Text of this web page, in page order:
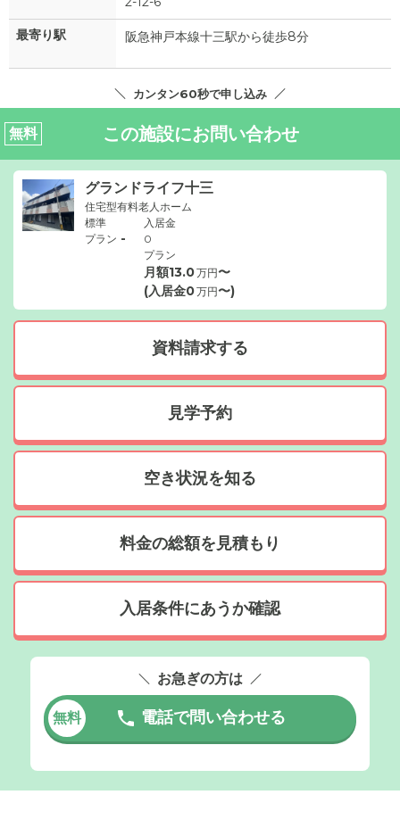
最寄り駅 阪急神戸本線十三駅から徒歩8分
カンタン60秒で申し込み
無料 この施設にお問い合わせ
グランドライフ十三
住宅型有料老人ホーム
標準
プラン -
入居金
0
プラン
月額13.0万円〜
(入居金0万円〜)
資料請求する
見学予約
空き状況を知る
料金の総額を見積もり
入居条件にあうか確認
お急ぎの方は
無料 電話で問い合わせる